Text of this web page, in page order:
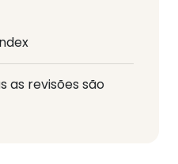
as revisões são